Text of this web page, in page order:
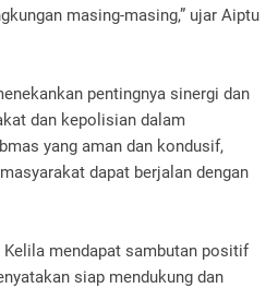
masing-masing,” ujar Aiptu
pentingnya sinergi dan
dan kepolisian dalam
yang aman dan kondusif,
dapat berjalan dengan
mendapat sambutan positif
siap mendukung dan